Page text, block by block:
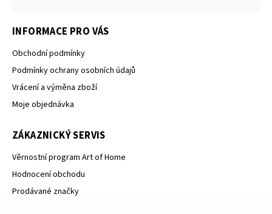
INFORMACE PRO VÁS
Obchodní podmínky
Podmínky ochrany osobních údajů
Vrácení a výměna zboží
Moje objednávka
ZÁKAZNICKÝ SERVIS
Věrnostní program Art of Home
Hodnocení obchodu
Prodávané značky